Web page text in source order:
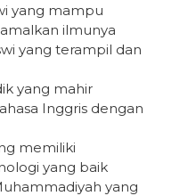
yang mampu
ilmunya
yang terampil dan
yang mahir
Inggris dengan
memiliki
yang baik
yang